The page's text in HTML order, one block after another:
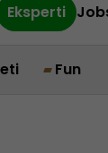
Eksperti
Fun